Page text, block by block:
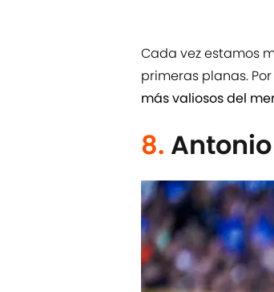
Cada vez estamos
primeras planas.
más valiosos del
8.